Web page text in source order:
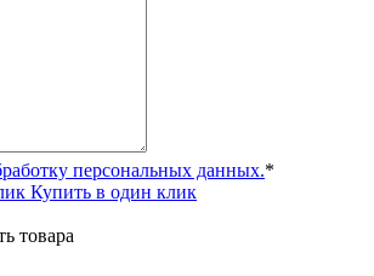
персональных данных.*
Купить в один клик
товара